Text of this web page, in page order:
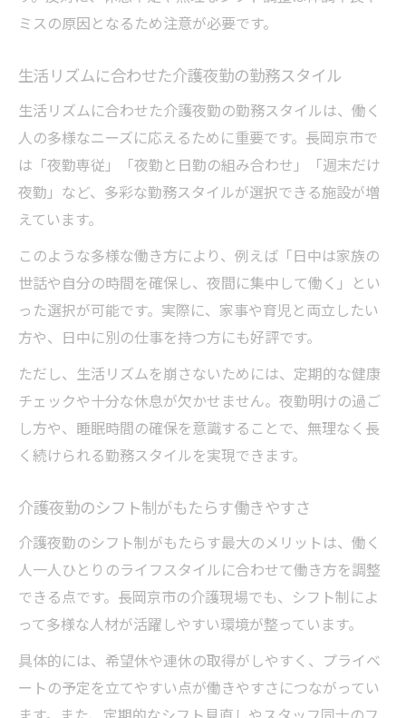
ミスの原因となるため注意が必要です。
生活リズムに合わせた介護夜勤の勤務スタイル
生活リズムに合わせた介護夜勤の勤務スタイルは、働く
人の多様なニーズに応えるために重要です。長岡京市で
は「夜勤専従」「夜勤と日勤の組み合わせ」「週末だけ
夜勤」など、多彩な勤務スタイルが選択できる施設が増
えています。
このような多様な働き方により、例えば「日中は家族の
世話や自分の時間を確保し、夜間に集中して働く」とい
った選択が可能です。実際に、家事や育児と両立したい
方や、日中に別の仕事を持つ方にも好評です。
ただし、生活リズムを崩さないためには、定期的な健康
チェックや十分な休息が欠かせません。夜勤明けの過ご
し方や、睡眠時間の確保を意識することで、無理なく長
く続けられる勤務スタイルを実現できます。
介護夜勤のシフト制がもたらす働きやすさ
介護夜勤のシフト制がもたらす最大のメリットは、働く
人一人ひとりのライフスタイルに合わせて働き方を調整
できる点です。長岡京市の介護現場でも、シフト制によ
って多様な人材が活躍しやすい環境が整っています。
具体的には、希望休や連休の取得がしやすく、プライベ
ートの予定を立てやすい点が働きやすさにつながってい